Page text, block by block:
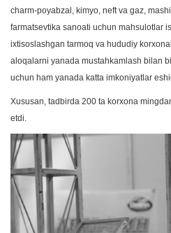
charm-poyabzal, kimyo, neft va gaz,
farmatsevtika sanoati uchun mahsulotlar
ixtisoslashgan tarmoq va hududiy
aloqalarni yanada mustahkamlash bilan
uchun ham yanada katta imkoniyatlar
Xususan, tadbirda 200 ta korxona
etdi.